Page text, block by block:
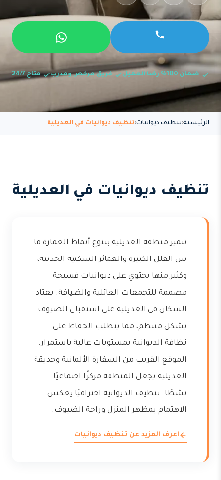
ضمان 100% رضا العميل فريق مرخص ومدرب متاح 24/7
الرئيسية تنظيف ديوانيات تنظيف ديوانيات في العديلية
تنظيف ديوانيات في العديلية
تتميز منطقة العديلية بتنوع أنماط العمارة ما
بين الفلل الكبيرة والعمائر السكنية الحديثة،
وكثير منها يحتوي على ديوانيات فسيحة
مصممة للتجمعات العائلية والضيافة. يعتاد
السكان في العديلية على استقبال الضيوف
بشكل منتظم، مما يتطلب الحفاظ على
نظافة الديوانية بمستويات عالية باستمرار.
الموقع القريب من السفارة الألمانية وحديقة
العديلية يجعل المنطقة مركزًا اجتماعيًا
نشطًا. تنظيف الديوانية احترافيًا يعكس
الاهتمام بمظهر المنزل وراحة الضيوف.
اعرف المزيد عن تنظيف ديوانيات